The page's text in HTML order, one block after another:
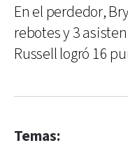
En el perdedor,
rebotes y 3
Russell logró 16
Temas: